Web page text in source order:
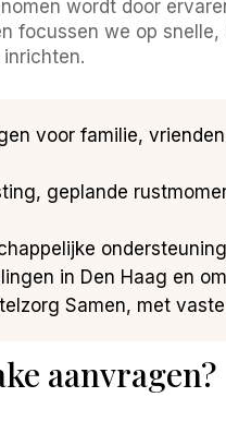
wordt door
focussen we op
voor familie,
geplande
in Den Haag en
Samen, met
aanvragen?